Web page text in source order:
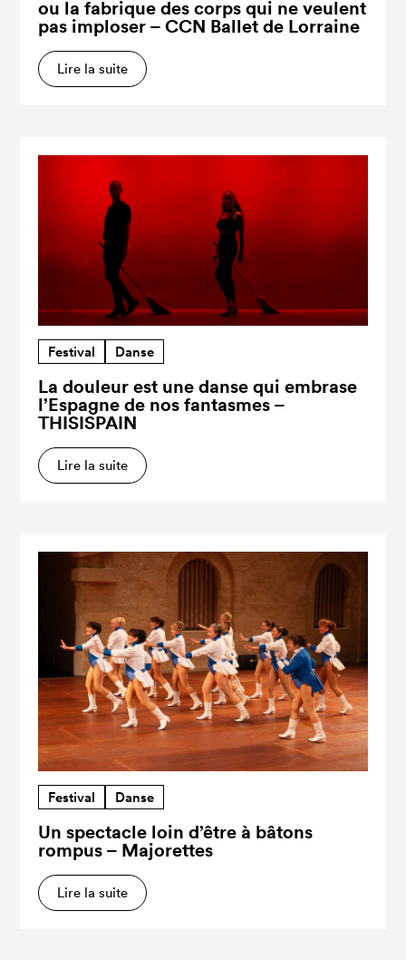
ou la fabrique des corps qui ne veulent
pas imploser – CCN Ballet de Lorraine
Lire la suite
Festival Danse
La douleur est une danse qui embrase
l’Espagne de nos fantasmes –
THISISPAIN
Lire la suite
Festival Danse
Un spectacle loin d’être à bâtons
rompus – Majorettes
Lire la suite